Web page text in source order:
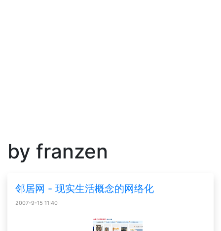
by franzen
邻居网 - 现实生活概念的网络化
2007-9-15 11:40